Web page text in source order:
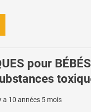
pour
a 10 années 5 mois